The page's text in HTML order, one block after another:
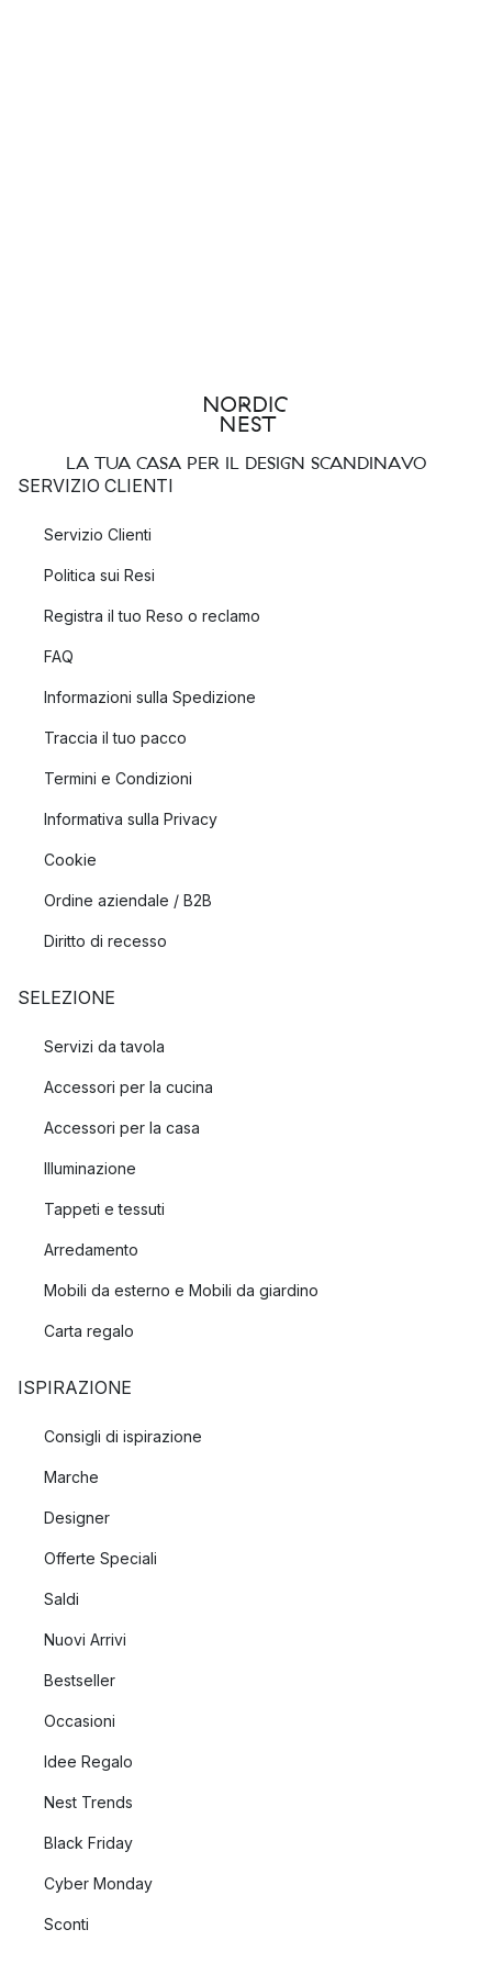
LA TUA CASA PER IL DESIGN SCANDINAVO
SERVIZIO CLIENTI
Servizio Clienti
Politica sui Resi
Registra il tuo Reso o reclamo
FAQ
Informazioni sulla Spedizione
Traccia il tuo pacco
Termini e Condizioni
Informativa sulla Privacy
Cookie
Ordine aziendale / B2B
Diritto di recesso
SELEZIONE
Servizi da tavola
Accessori per la cucina
Accessori per la casa
Illuminazione
Tappeti e tessuti
Arredamento
Mobili da esterno e Mobili da giardino
Carta regalo
ISPIRAZIONE
Consigli di ispirazione
Marche
Designer
Offerte Speciali
Saldi
Nuovi Arrivi
Bestseller
Occasioni
Idee Regalo
Nest Trends
Black Friday
Cyber Monday
Sconti